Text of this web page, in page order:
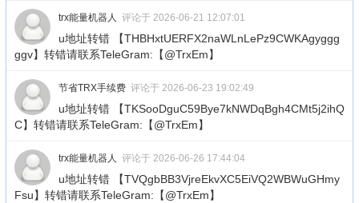
trx能量机器人 评论于 2026-06-21 12:07:01
u地址转错 【THBHxtUERFX2naWLnLePz9CWKAgyggg
ggv】转错请联系TeleGram:【@TrxEm】
节省TRX手续费 评论于 2026-06-23 19:02:49
u地址转错 【TKSooDguC59Bye7kNWDqBgh4CMt5j2ihQ
C】转错请联系TeleGram:【@TrxEm】
trx能量机器人 评论于 2026-06-26 17:44:04
u地址转错 【TVQgbBB3VjreEkvXC5EiVQ2WBWuGHmy
Fsu】转错请联系TeleGram:【@TrxEm】